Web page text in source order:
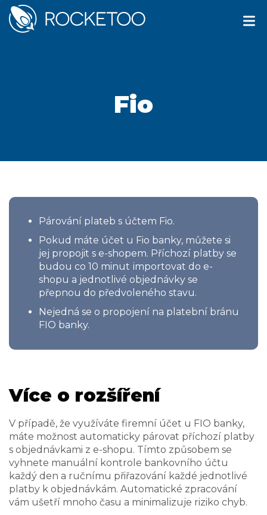
Fio
Párování plateb s účtem Fio.
Pokud máte účet u Fio banky, můžete si
jej propojit s e-shopem. Příchozí platby se
budou co 10 minut importovat do e-
shopu a jednotlivé objednávky se
přepnou do předvoleného stavu.
Nejedná se o propojení na platební bránu
FIO banky.
Více o rozšíření
V případě, že využíváte firemní účet u FIO banky,
máte možnost automaticky párovat příchozí platby
s objednávkami z e-shopu. Tímto způsobem se
vyhnete manuální kontrole bankovního účtu
každý den a ručnímu přiřazování každé jednotlivé
platby k objednávkám. Automatické zpracování
vám ušetří mnoho času a minimalizuje riziko chyb.